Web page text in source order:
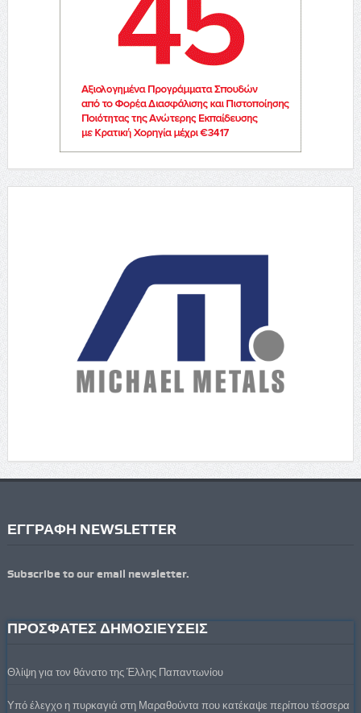
ΕΓΓΡΑΦΗ NEWSLETTER
Subscribe to our email newsletter.
ΠΡΟΣΦΑΤΕΣ ΔΗΜΟΣΙΕΥΣΕΙΣ
Θλίψη για τον θάνατο της Έλλης Παπαντωνίου
Υπό έλεγχο η πυρκαγιά στη Μαραθούντα που κατέκαψε περίπου τέσσερα